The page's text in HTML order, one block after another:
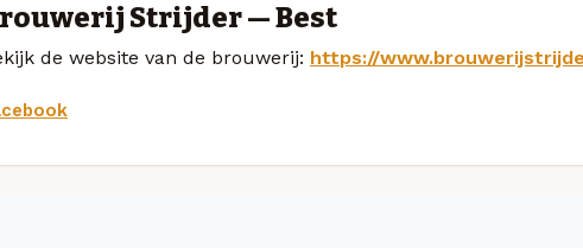
Strijder — Best
de website van de brouwerij: https://